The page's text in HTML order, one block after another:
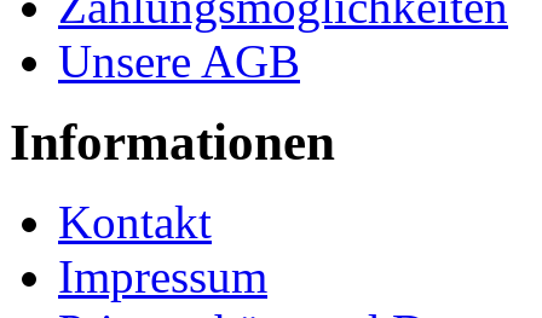
Unsere AGB
Informationen
Kontakt
Impressum